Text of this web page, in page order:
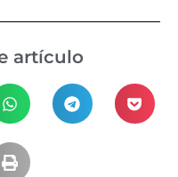
artículo